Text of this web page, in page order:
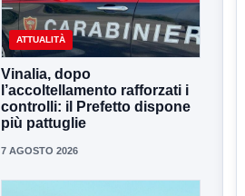
ATTUALITÀ
Vinalia, dopo
l’accoltellamento rafforzati i
controlli: il Prefetto dispone
più pattuglie
7 AGOSTO 2026